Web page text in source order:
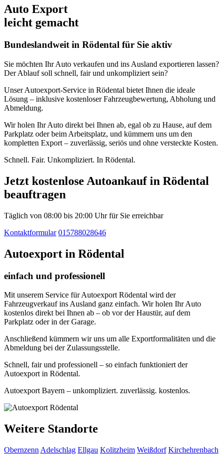
Auto Export
leicht gemacht
Bundeslandweit in Rödental für Sie aktiv
Sie möchten Ihr Auto verkaufen und ins Ausland exportieren lassen?
Der Ablauf soll schnell, fair und unkompliziert sein?
Unser Autoexport-Service in Rödental bietet Ihnen die ideale
Lösung – inklusive kostenloser Fahrzeugbewertung, Abholung und
Abmeldung.
Wir holen Ihr Auto direkt bei Ihnen ab, egal ob zu Hause, auf dem
Parkplatz oder beim Arbeitsplatz, und kümmern uns um den
kompletten Export – zuverlässig, seriös und ohne versteckte Kosten.
Schnell. Fair. Unkompliziert. In Rödental.
Jetzt kostenlose Autoankauf in Rödental
beauftragen
Täglich von 08:00 bis 20:00 Uhr für Sie erreichbar
Kontaktformular 015788028646
Autoexport in Rödental
einfach und professionell
Mit unserem Service für Autoexport Rödental wird der
Fahrzeugverkauf ins Ausland ganz einfach. Wir holen Ihr Auto
kostenlos direkt bei Ihnen ab – ob vor der Haustür, auf dem
Parkplatz oder in der Garage.
Anschließend kümmern wir uns um alle Exportformalitäten und die
Abmeldung bei der Zulassungsstelle.
Schnell, fair und professionell – so einfach funktioniert der
Autoexport in Rödental.
Autoexport Bayern – unkompliziert. zuverlässig. kostenlos.
Weitere Standorte
Obernzenn Adelschlag Ellgau Kolitzheim Weißdorf Kirchehrenbach